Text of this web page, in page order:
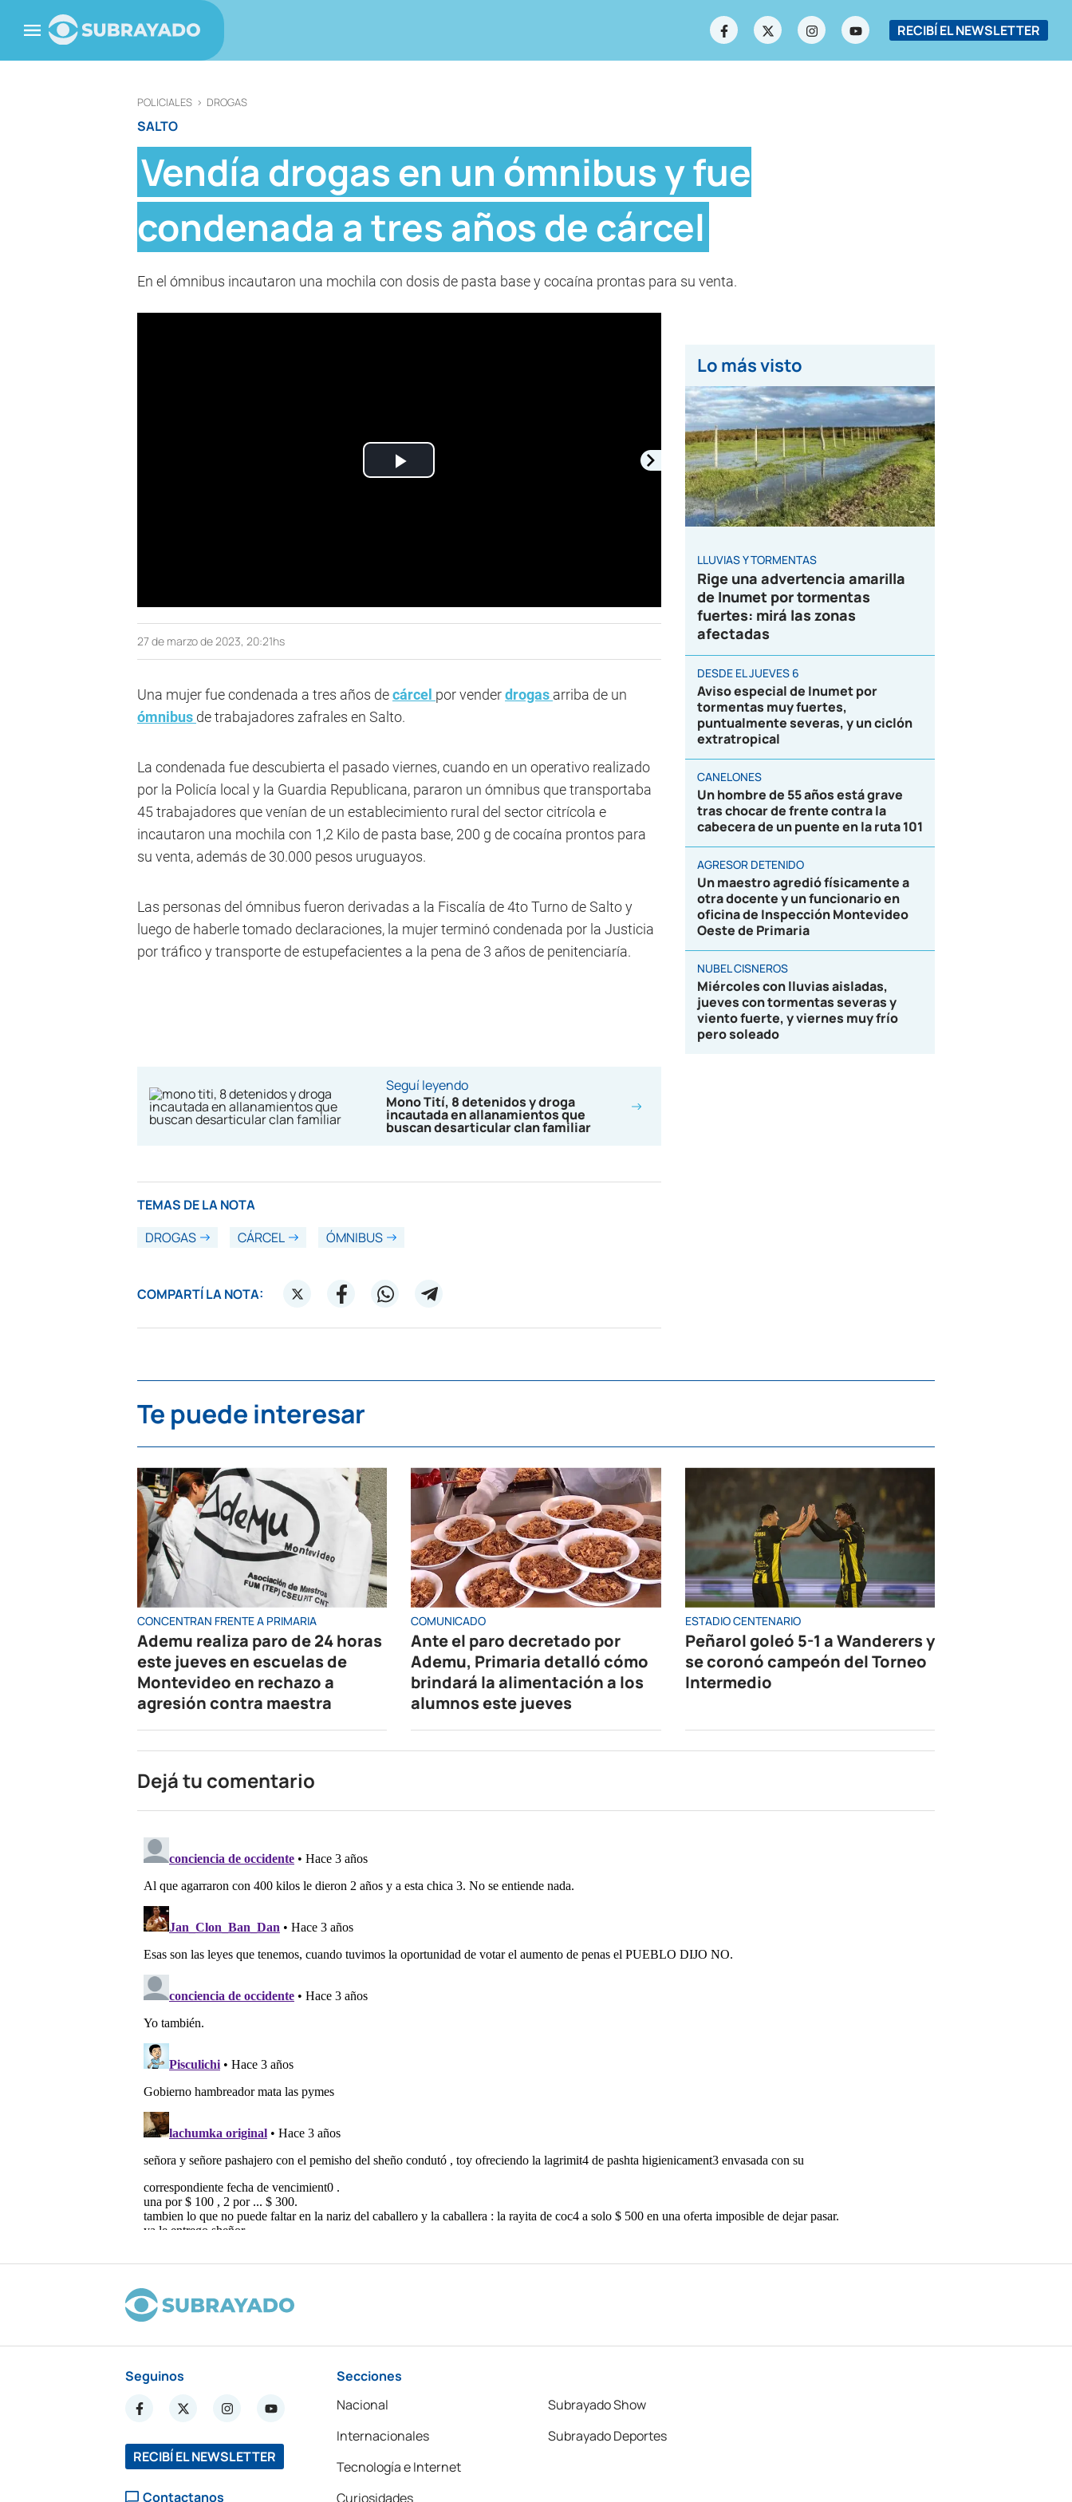
RECIBÍ EL NEWSLETTER
POLICIALES > DROGAS
SALTO
Vendía drogas en un ómnibus y fue
condenada a tres años de cárcel
En el ómnibus incautaron una mochila con dosis de pasta base y cocaína prontas para su venta.
Play
27 de marzo de 2023, 20:21hs
Una mujer fue condenada a tres años decárcel por venderdrogas arriba de un
ómnibus de trabajadores zafrales en Salto.
La condenada fue descubierta el pasado viernes, cuando en un operativo realizado
por la Policía local y la Guardia Republicana, pararon un ómnibus que transportaba
45 trabajadores que venían de un establecimiento rural del sector citrícola e
incautaron una mochila con 1,2 Kilo de pasta base, 200 g de cocaína prontos para
su venta, además de 30.000 pesos uruguayos.
Las personas del ómnibus fueron derivadas a la Fiscalía de 4to Turno de Salto y
luego de haberle tomado declaraciones, la mujer terminó condenada por la Justicia
por tráfico y transporte de estupefacientes a la pena de 3 años de penitenciaría.
Seguí leyendo
Mono Tití, 8 detenidos y droga
incautada en allanamientos que
buscan desarticular clan familiar
TEMAS DE LA NOTA
DROGAS
CÁRCEL ÓMNIBUS
COMPARTÍ LA NOTA:
Lo más visto
LLUVIAS Y TORMENTAS
Rige una advertencia amarilla
de Inumet por tormentas
fuertes: mirá las zonas
afectadas
DESDE EL JUEVES 6
Aviso especial de Inumet por
tormentas muy fuertes,
puntualmente severas, y un ciclón
extratropical
CANELONES
Un hombre de 55 años está grave
tras chocar de frente contra la
cabecera de un puente en la ruta 101
AGRESOR DETENIDO
Un maestro agredió físicamente a
otra docente y un funcionario en
oficina de Inspección Montevideo
Oeste de Primaria
NUBEL CISNEROS
Miércoles con lluvias aisladas,
jueves con tormentas severas y
viento fuerte, y viernes muy frío
pero soleado
Te puede interesar
CONCENTRAN FRENTE A PRIMARIA
Ademu realiza paro de 24 horas
este jueves en escuelas de
Montevideo en rechazo a
agresión contra maestra
COMUNICADO
Ante el paro decretado por
Ademu, Primaria detalló cómo
brindará la alimentación a los
alumnos este jueves
ESTADIO CENTENARIO
Peñarol goleó 5-1 a Wanderers y
se coronó campeón del Torneo
Intermedio
Dejá tu comentario
Seguinos
RECIBÍ EL NEWSLETTER
Contactanos
Secciones
Nacional
Internacionales
Tecnología e Internet
Curiosidades
Subrayado Show
Subrayado Deportes